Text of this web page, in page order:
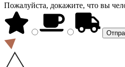
Пожалуйста, докажите, что вы